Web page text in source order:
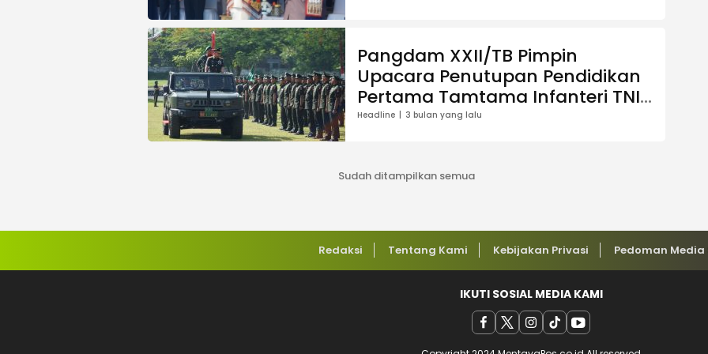
Pangdam XXII/TB Pimpin
Upacara Penutupan Pendidikan
Pertama Tamtama Infanteri TNI
AD Gelombang I TA 2026
Headline 3 bulan yang lalu
Sudah ditampilkan semua
Redaksi Tentang Kami Kebijakan Privasi Pedoman Media
IKUTI SOSIAL MEDIA KAMI